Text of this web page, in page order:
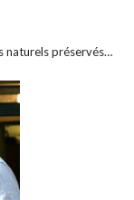
naturels préservés…